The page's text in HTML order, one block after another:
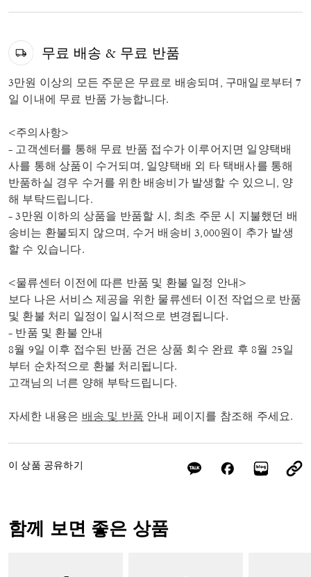
무료 배송 & 무료 반품
3만원 이상의 모든 주문은 무료로 배송되며, 구매일로부터 7
일 이내에 무료 반품 가능합니다.
<주의사항>
- 고객센터를 통해 무료 반품 접수가 이루어지면 일양택배
사를 통해 상품이 수거되며, 일양택배 외 타 택배사를 통해
반품하실 경우 수거를 위한 배송비가 발생할 수 있으니, 양
해 부탁드립니다.
- 3만원 이하의 상품을 반품할 시, 최초 주문 시 지불했던 배
송비는 환불되지 않으며, 수거 배송비 3,000원이 추가 발생
할 수 있습니다.
<물류센터 이전에 따른 반품 및 환불 일정 안내>
보다 나은 서비스 제공을 위한 물류센터 이전 작업으로 반품
및 환불 처리 일정이 일시적으로 변경됩니다.
- 반품 및 환불 안내
8월 9일 이후 접수된 반품 건은 상품 회수 완료 후 8월 25일
부터 순차적으로 환불 처리됩니다.
고객님의 너른 양해 부탁드립니다.
자세한 내용은 배송 및 반품 안내 페이지를 참조해 주세요.
이 상품 공유하기
함께 보면 좋은 상품